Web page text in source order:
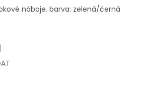
náboje. barva: zelená/černá